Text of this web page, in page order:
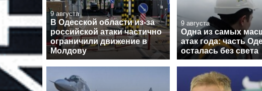
9 августа
В Одесской области из-за
российской атаки частично
ограничили движение в
Молдову
9 августа
Одна из самых
атак года: часть
осталась без света